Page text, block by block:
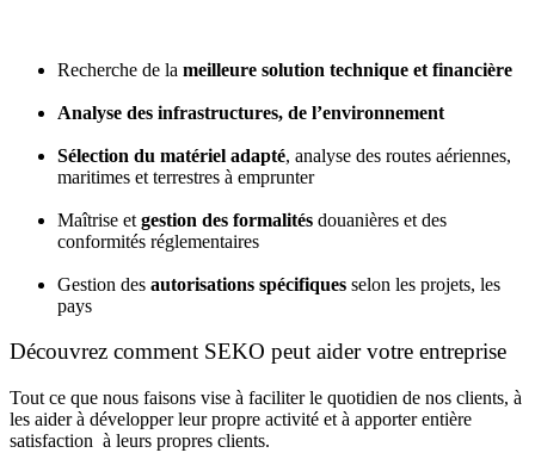
Recherche de la meilleure solution technique et financière
Analyse des infrastructures, de l’environnement
Sélection du matériel adapté, analyse des routes aériennes,
maritimes et terrestres à emprunter
Maîtrise et gestion des formalités douanières et des
conformités réglementaires
Gestion des autorisations spécifiques selon les projets, les
pays
Découvrez comment SEKO peut aider votre entreprise
Tout ce que nous faisons vise à faciliter le quotidien de nos clients, à
les aider à développer leur propre activité et à apporter entière
satisfaction à leurs propres clients.